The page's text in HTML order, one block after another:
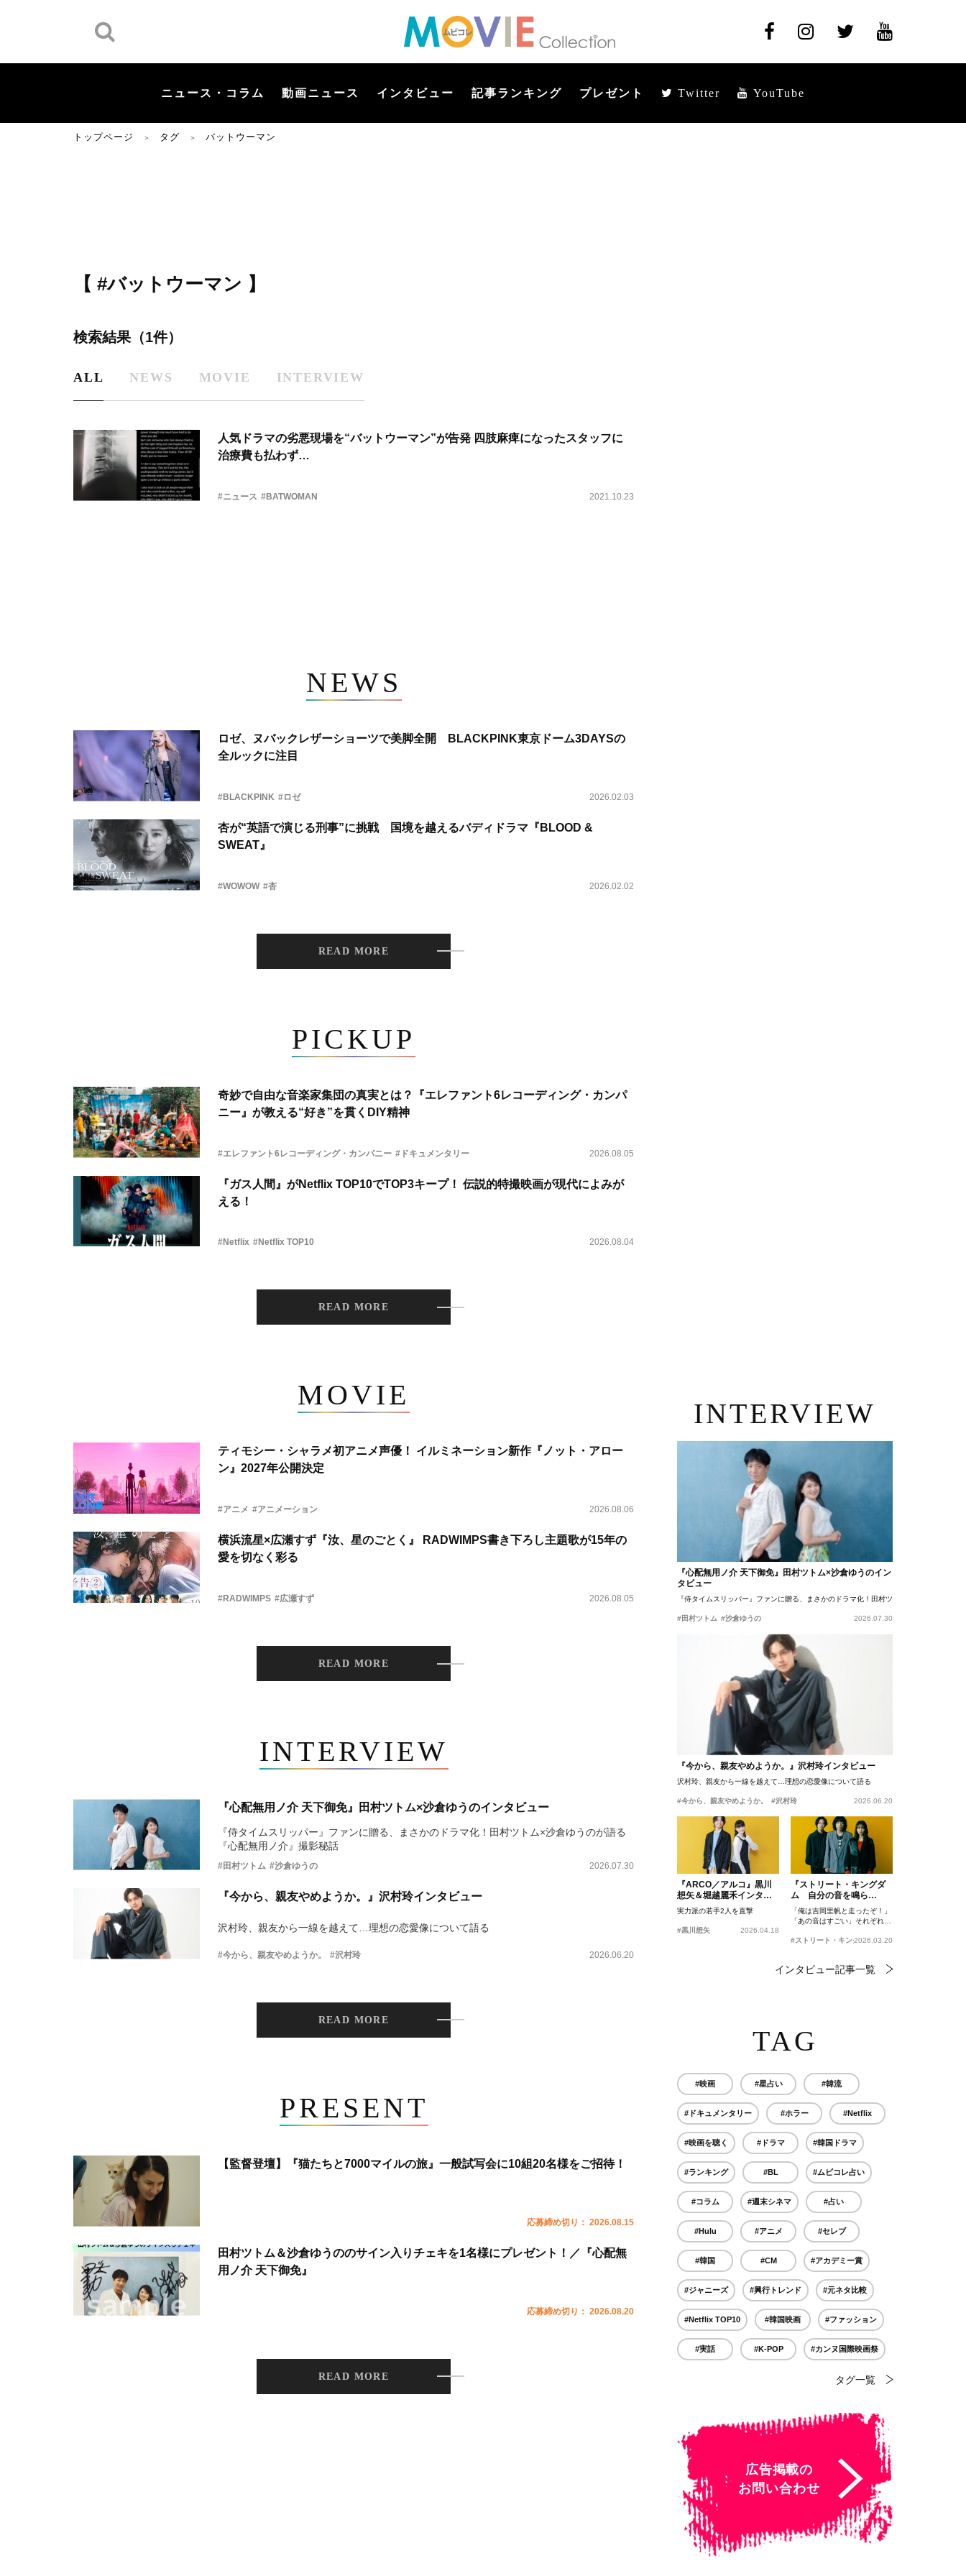
ニュース・コラム 動画ニュース インタビュー 記事ランキング プレゼント Twitter YouTube
トップページ ＞ タグ ＞ バットウーマン
【 #バットウーマン 】
検索結果（1件）
ALL NEWS MOVIE INTERVIEW
人気ドラマの劣悪現場を“バットウーマン”が告発 四肢麻痺になったスタッフに
治療費も払わず…
#ニュース #BATWOMAN 2021.10.23
NEWS
ロゼ、ヌバックレザーショーツで美脚全開 BLACKPINK東京ドーム3DAYSの
全ルックに注目
#BLACKPINK #ロゼ 2026.02.03
杏が“英語で演じる刑事”に挑戦 国境を越えるバディドラマ『BLOOD &
SWEAT』
#WOWOW #杏 2026.02.02
READ MORE
PICKUP
奇妙で自由な音楽家集団の真実とは？『エレファント6レコーディング・カンパ
ニー』が教える“好き”を貫くDIY精神
#エレファント6レコーディング・カンパニー #ドキュメンタリー 2026.08.05
『ガス人間』がNetflix TOP10でTOP3キープ！ 伝説的特撮映画が現代によみが
える！
#Netflix #Netflix TOP10 2026.08.04
READ MORE
MOVIE
ティモシー・シャラメ初アニメ声優！ イルミネーション新作『ノット・アロー
ン』2027年公開決定
#アニメ #アニメーション 2026.08.06
横浜流星×広瀬すず『汝、星のごとく』 RADWIMPS書き下ろし主題歌が15年の
愛を切なく彩る
#RADWIMPS #広瀬すず 2026.08.05
READ MORE
INTERVIEW
『心配無用ノ介 天下御免』田村ツトム×沙倉ゆうのインタビュー
『侍タイムスリッパー』ファンに贈る、まさかのドラマ化！田村ツトム×沙倉ゆうのが語る
『心配無用ノ介』撮影秘話
#田村ツトム #沙倉ゆうの 2026.07.30
『今から、親友やめようか。』沢村玲インタビュー
沢村玲、親友から一線を越えて…理想の恋愛像について語る
#今から、親友やめようか。 #沢村玲 2026.06.20
READ MORE
PRESENT
【監督登壇】『猫たちと7000マイルの旅』一般試写会に10組20名様をご招待！
応募締め切り： 2026.08.15
田村ツトム＆沙倉ゆうののサイン入りチェキを1名様にプレゼント！／『心配無
用ノ介 天下御免』
応募締め切り： 2026.08.20
READ MORE
INTERVIEW
『心配無用ノ介 天下御免』田村ツトム×沙倉ゆうのイン
タビュー
『侍タイムスリッパー』ファンに贈る、まさかのドラマ化！田村ツトム×沙倉ゆうのが語
#田村ツトム #沙倉ゆうの 2026.07.30
『今から、親友やめようか。』沢村玲インタビュー
沢村玲、親友から一線を越えて…理想の恋愛像について語る
#今から、親友やめようか。 #沢村玲 2026.06.20
『ARCO／アルコ』黒川
想矢＆堀越麗禾インタビ
ュー
実力派の若手2人を直撃
#黒川想矢 2026.04.18
『ストリート・キングダ
ム 自分の音を鳴ら
せ。』峯田和伸、若葉竜
也、吉岡里帆インタビュ
ー
「俺は吉岡里帆と走ったぞ！」
「あの音はすごい」それぞれの
#ストリート・キングダム 自分の音を鳴らせ。
2026.03.20
インタビュー記事一覧
TAG
#映画 #星占い #韓流
#ドキュメンタリー #ホラー #Netflix
#映画を聴く #ドラマ #韓国ドラマ
#ランキング #BL #ムビコレ占い
#コラム #週末シネマ #占い
#Hulu #アニメ #セレブ
#韓国 #CM #アカデミー賞
#ジャニーズ #興行トレンド #元ネタ比較
#Netflix TOP10 #韓国映画 #ファッション
#実話 #K-POP #カンヌ国際映画祭
タグ一覧
広告掲載の
お問い合わせ